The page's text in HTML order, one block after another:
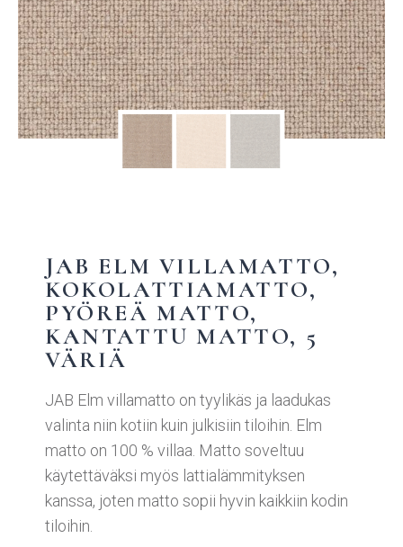
JAB ELM VILLAMATTO,
KOKOLATTIAMATTO,
PYÖREÄ MATTO,
KANTATTU MATTO, 5
VÄRIÄ
JAB Elm villamatto on tyylikäs ja laadukas
valinta niin kotiin kuin julkisiin tiloihin. Elm
matto on 100 % villaa. Matto soveltuu
käytettäväksi myös lattialämmityksen
kanssa, joten matto sopii hyvin kaikkiin kodin
tiloihin.